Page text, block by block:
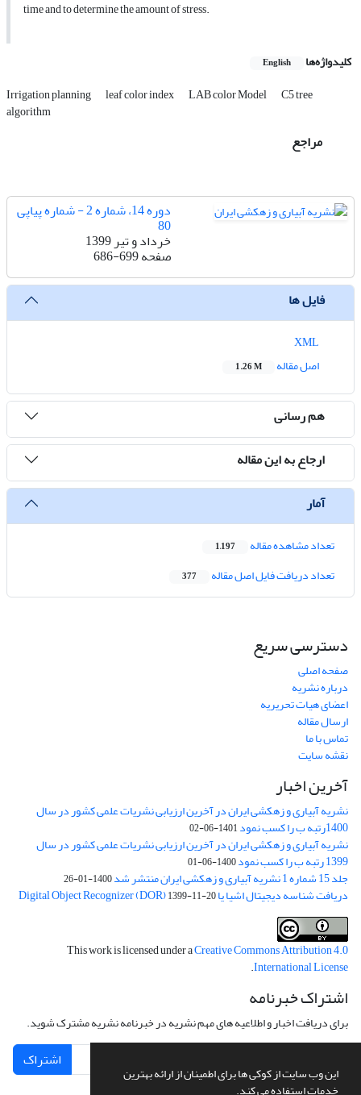
این وب سایت از کوکی ها برای اطمینان از ارائه بهترین
خدمات استفاده می کند.
time and to determine the amount of stress.
کلیدواژه‌ها English
Irrigation planning leaf color index LAB color Model C5 tree
algorithm
مراجع
دوره 14، شماره 2 - شماره پیاپی
80
خرداد و تیر 1399
صفحه686-699
فایل ها
اصل مقاله
1.26 M
هم رسانی
ارجاع به این مقاله
آمار
تعداد مشاهده مقاله 1,197
تعداد دریافت فایل اصل مقاله 377
دسترسی سریع
صفحه اصلی
درباره نشریه
اعضای هیات تحریریه
ارسال مقاله
تماس با ما
نقشه سایت
آخرین اخبار
نشریه آبیاری و زهکشی ایران در آخرین ارزیابی نشریات علمی کشور در سال
1400رتبه ب را کسب نمود 1401-06-02
نشریه آبیاری و زهکشی ایران در آخرین ارزیابی نشریات علمی کشور در سال
1399 رتبه ب را کسب نمود 1400-06-01
جلد 15 شماره 1 نشریه آبیاری و زهکشی ایران منتشر شد 1400-01-26
دریافت شناسه دیجیتال اشیا یا Digital Object Recognizer (DOR)1399-11-20
This work is licensed under aCreative Commons Attribution 4.0
International License
.
اشتراک خبرنامه
برای دریافت اخبار و اطلاعیه های مهم نشریه در خبرنامه نشریه مشترک شوید.
اشتراک